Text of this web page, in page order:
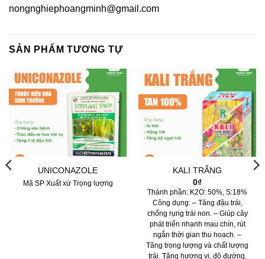
nongnghiephoangminh@gmail.com
SẢN PHẨM TƯƠNG TỰ
UNICONAZOLE
Mã SP Xuất xứ Trọng lượng
KALI TRẮNG
0₫
Thành phần: K2O: 50%, S:18%
Công dụng: – Tăng đậu trái,
chống rụng trái non. – Giúp cây
phát triển nhanh mau chín, rút
ngắn thời gian thu hoạch. –
Tăng trọng lượng và chất lượng
trái. Tăng hương vị, độ đường,